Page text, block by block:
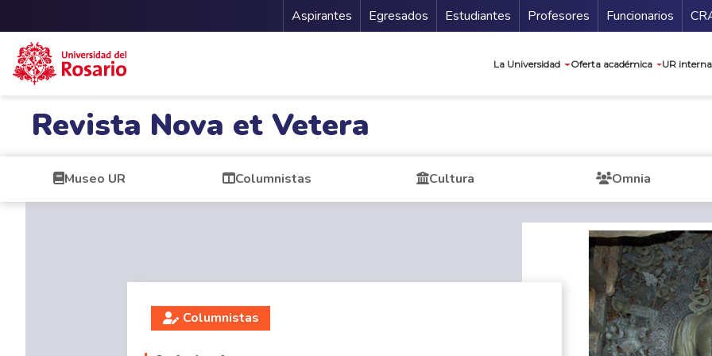
Menu Secundario
Aspirantes Egresados Estudiantes Profesores Funcionarios
La Universidad Oferta académica UR
Revista Nova et Vetera
Museo UR Columnistas Cultura Omnia
Columnistas